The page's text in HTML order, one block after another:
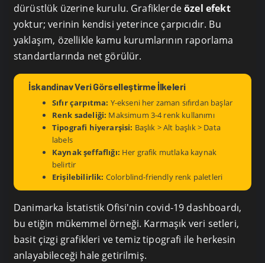
dürüstlük üzerine kurulu. Grafiklerdeözel efekt
yoktur; verinin kendisi yeterince çarpıcıdır. Bu
yaklaşım, özellikle kamu kurumlarının raporlama
standartlarında net görülür.
İskandinav Veri Görselleştirme İlkeleri
Sıfır çarpıtma: Y-ekseni her zaman sıfırdan başlar
Renk sadeliği: Maksimum 3-4 renk kullanımı
Tipografi hiyerarşisi: Başlık > Alt başlık > Data
labels
Kaynak şeffaflığı: Her grafik mutlaka kaynak
belirtir
Erişilebilirlik: Colorblind-friendly renk paletleri
Danimarka İstatistik Ofisi'nin covid-19 dashboardı,
bu etiğin mükemmel örneği. Karmaşık veri setleri,
basit çizgi grafikleri ve temiz tipografi ile herkesin
anlayabileceği hale getirilmiş.